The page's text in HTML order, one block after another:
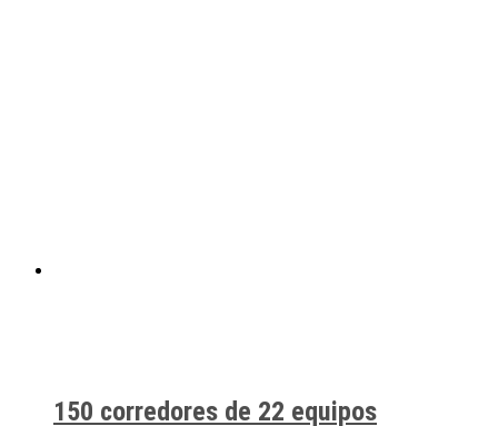
150 corredores de 22 equipos